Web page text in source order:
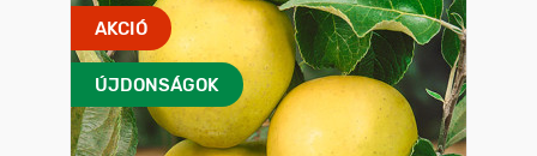
AKCIÓ
ÚJDONSÁGOK